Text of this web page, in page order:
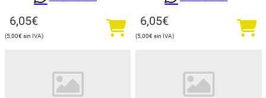
6,05€
5,00€
6,05€
5,00€